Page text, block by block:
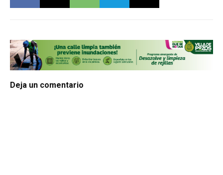
Deja un comentario